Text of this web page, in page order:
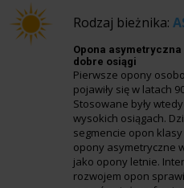
Rodzaj bieżnika:
Opona
dobre osiągi
Pierwsze opony
pojawiły się w latach
Stosowane były
wysokich osiągach.
segmencie opon
opony asymetryczne
jako opony letnie.
rozwojem opon